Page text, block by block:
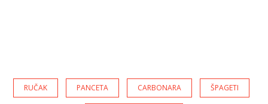
RUČAK PANCETA CARBONARA ŠPAGETI